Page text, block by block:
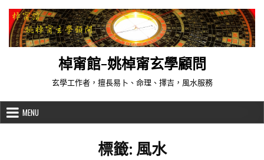
棹甯館-姚棹甯玄學顧問
玄學工作者，擅長易卜、命理、擇吉，風水服務
MENU
標籤: 風水